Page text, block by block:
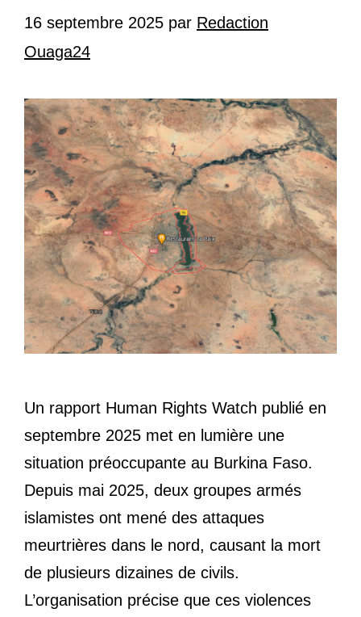
16 septembre 2025 par Redaction
Ouaga24
Un rapport Human Rights Watch publié en
septembre 2025 met en lumière une
situation préoccupante au Burkina Faso.
Depuis mai 2025, deux groupes armés
islamistes ont mené des attaques
meurtrières dans le nord, causant la mort
de plusieurs dizaines de civils.
L’organisation précise que ces violences